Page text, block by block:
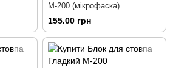
М-200 (мікрофаска)
400х300х200 сірий
155.00 грн